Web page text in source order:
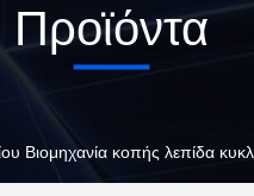
Προϊόντα
Βιομηχανία κοπής λεπίδα